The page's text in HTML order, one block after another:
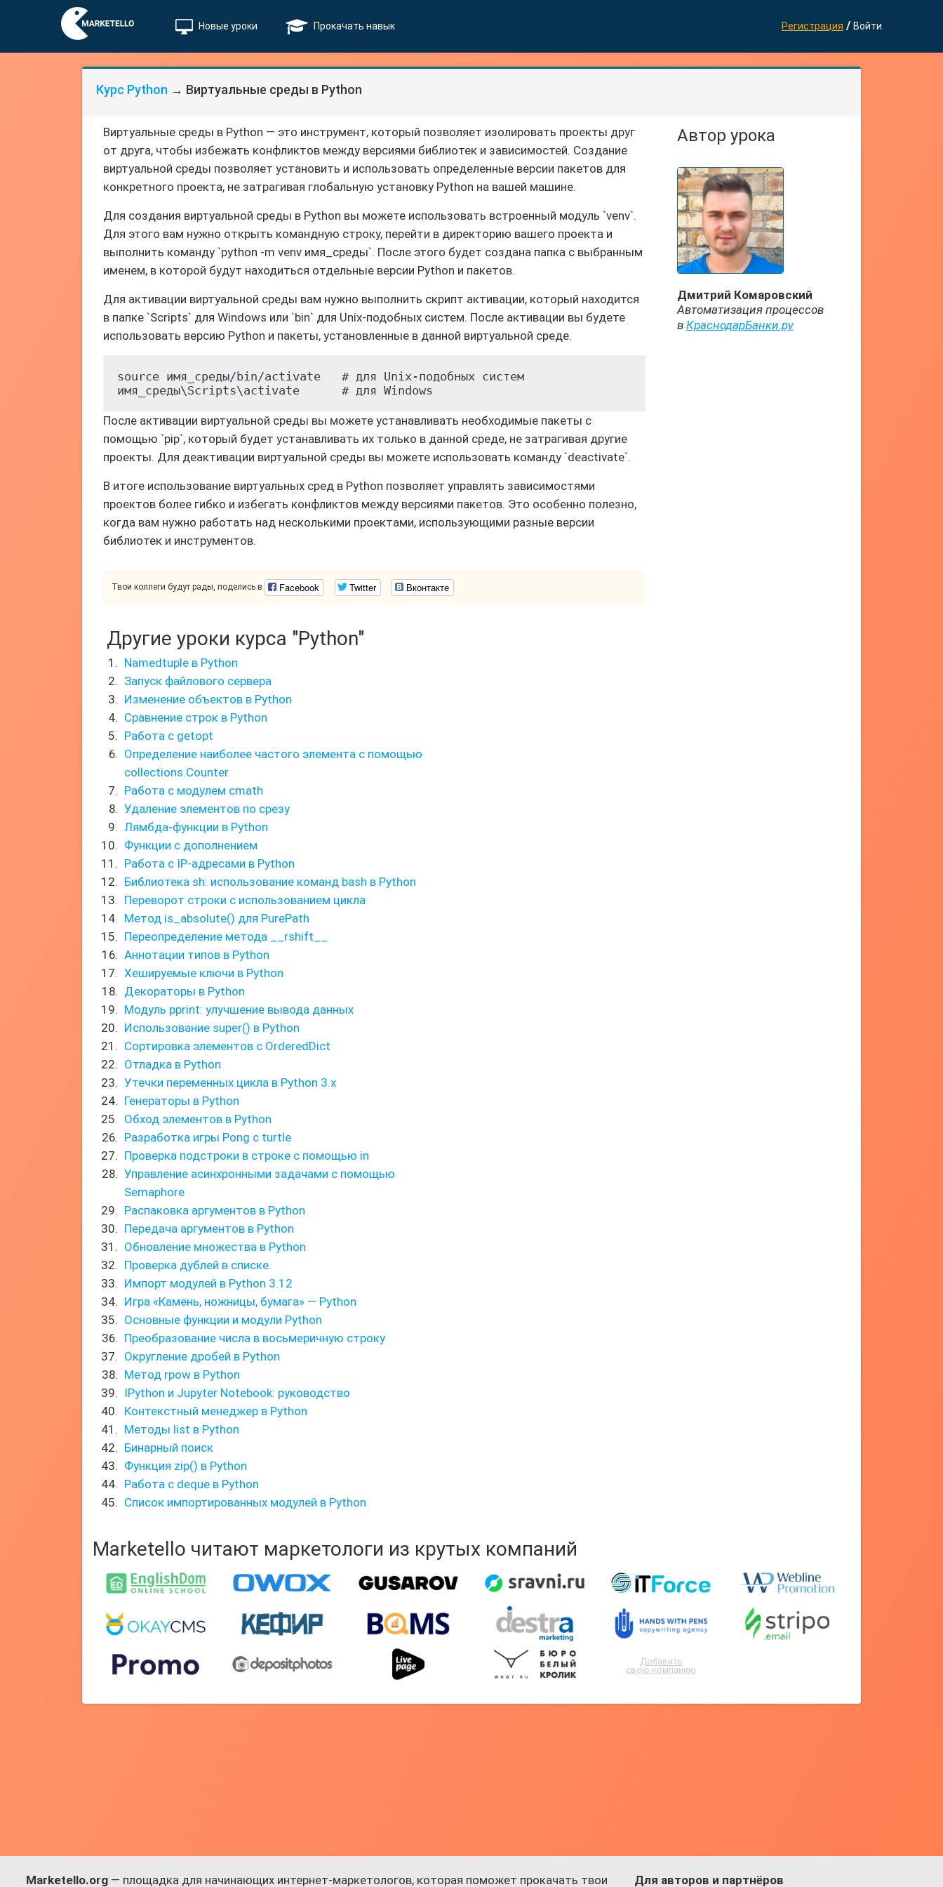
Новые уроки Прокачать навык Регистрация / Войти
Курс Python → Виртуальные среды в Python
Виртуальные среды в Python — это инструмент, который позволяет изолировать проекты друг
от друга, чтобы избежать конфликтов между версиями библиотек и зависимостей. Создание
виртуальной среды позволяет установить и использовать определенные версии пакетов для
конкретного проекта, не затрагивая глобальную установку Python на вашей машине.
Для создания виртуальной среды в Python вы можете использовать встроенный модуль `venv`.
Для этого вам нужно открыть командную строку, перейти в директорию вашего проекта и
выполнить команду `python -m venv имя_среды`. После этого будет создана папка с выбранным
именем, в которой будут находиться отдельные версии Python и пакетов.
Для активации виртуальной среды вам нужно выполнить скрипт активации, который находится
в папке `Scripts` для Windows или `bin` для Unix-подобных систем. После активации вы будете
использовать версию Python и пакеты, установленные в данной виртуальной среде.
source имя_среды/bin/activate   # для Unix-подобных систем
имя_среды\Scripts\activate      # для Windows
После активации виртуальной среды вы можете устанавливать необходимые пакеты с
помощью `pip`, который будет устанавливать их только в данной среде, не затрагивая другие
проекты. Для деактивации виртуальной среды вы можете использовать команду `deactivate`.
В итоге использование виртуальных сред в Python позволяет управлять зависимостями
проектов более гибко и избегать конфликтов между версиями пакетов. Это особенно полезно,
когда вам нужно работать над несколькими проектами, использующими разные версии
библиотек и инструментов.
Твои коллеги будут рады, поделись в Facebook Twitter Вконтакте
Автор урока
Дмитрий Комаровский
Автоматизация процессов
в КраснодарБанки.ру
Другие уроки курса "Python"
Namedtuple в Python
Запуск файлового сервера
Изменение объектов в Python
Сравнение строк в Python
Работа с getopt
Определение наиболее частого элемента с помощью
collections.Counter
Работа с модулем cmath
Удаление элементов по срезу
Лямбда-функции в Python
Функции с дополнением
Работа с IP-адресами в Python
Библиотека sh: использование команд bash в Python
Переворот строки с использованием цикла
Метод is_absolute() для PurePath
Переопределение метода __rshift__
Аннотации типов в Python
Хешируемые ключи в Python
Декораторы в Python
Модуль pprint: улучшение вывода данных
Использование super() в Python
Сортировка элементов с OrderedDict
Отладка в Python
Утечки переменных цикла в Python 3.x
Генераторы в Python
Обход элементов в Python
Разработка игры Pong с turtle
Проверка подстроки в строке с помощью in
Управление асинхронными задачами с помощью
Semaphore
Распаковка аргументов в Python
Передача аргументов в Python
Обновление множества в Python
Проверка дублей в списке.
Импорт модулей в Python 3.12
Игра «Камень, ножницы, бумага» — Python
Основные функции и модули Python
Преобразование числа в восьмеричную строку
Округление дробей в Python
Метод rpow в Python
IPython и Jupyter Notebook: руководство
Контекстный менеджер в Python
Методы list в Python
Бинарный поиск
Функция zip() в Python
Работа с deque в Python
Список импортированных модулей в Python
Marketello читают маркетологи из крутых компаний
Добавить
свою компанию
Marketello.org — площадка для начинающих интернет-маркетологов, которая поможет прокачать твои Для авторов и партнёров